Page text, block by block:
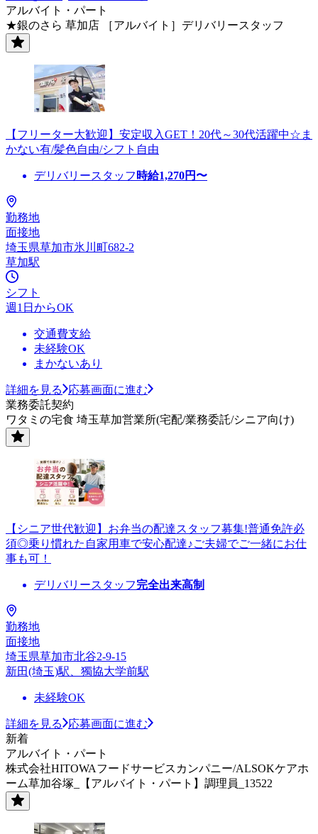
アルバイト・パート
★銀のさら 草加店 ［アルバイト］デリバリースタッフ
【フリーター大歓迎】安定収入GET！20代～30代活躍中☆ま
かない有/髪色自由/シフト自由
デリバリースタッフ 時給1,270円〜
勤務地
面接地
埼玉県草加市氷川町682-2
草加駅
シフト
週1日からOK
交通費支給
未経験OK
まかないあり
詳細を見る
応募画面に進む
業務委託契約
ワタミの宅食 埼玉草加営業所(宅配/業務委託/シニア向け)
【シニア世代歓迎】お弁当の配達スタッフ募集!普通免許必
須◎乗り慣れた自家用車で安心配達♪ご夫婦でご一緒にお仕
事も可！
デリバリースタッフ完全出来高制
勤務地
面接地
埼玉県草加市北谷2-9-15
新田(埼玉)駅、獨協大学前駅
未経験OK
詳細を見る
応募画面に進む
新着
アルバイト・パート
株式会社HITOWAフードサービスカンパニー/ALSOKケアホ
ーム草加谷塚_【アルバイト・パート】調理員_13522